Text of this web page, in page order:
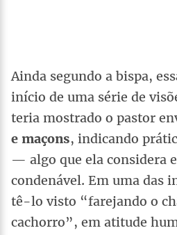
Ainda segundo a bispa,
início de uma série de
teria mostrado o pastor
e maçons, indicando
— algo que ela considera
condenável. Em uma das
tê-lo visto “farejando o
cachorro”, em atitude